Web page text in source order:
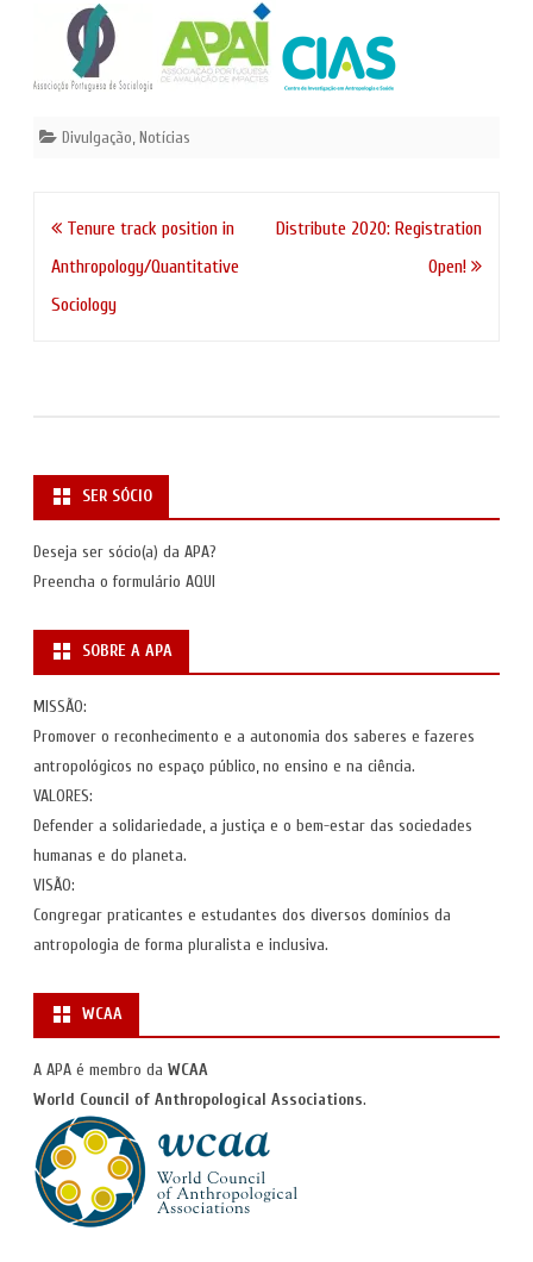
Divulgação,Notícias
Navegação
de
artigos
Tenure track position in
Anthropology/Quantitative
Sociology
Distribute 2020: Registration
Open!
SER SÓCIO
Deseja ser sócio(a) da APA?
Preencha o formulário AQUI
SOBRE A APA
MISSÃO:
Promover o reconhecimento e a autonomia dos saberes e fazeres
antropológicos no espaço público, no ensino e na ciência.
VALORES:
Defender a solidariedade, a justiça e o bem-estar das sociedades
humanas e do planeta.
VISÃO:
Congregar praticantes e estudantes dos diversos domínios da
antropologia de forma pluralista e inclusiva.
WCAA
A APA é membro da WCAA
World Council of Anthropological Associations.